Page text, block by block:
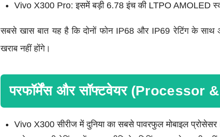
Vivo X300 Pro: इसमें बड़ी 6.78 इंच की LTPO AMOLED
सबसे खास बात यह है कि दोनों फोन IP68 और IP69 रेटिंग के
खराब नहीं होंगे।
परफॉर्मेंस और सॉफ्टवेयर (Processor
Vivo X300 सीरीज में दुनिया का सबसे पावरफुल मोबाइल